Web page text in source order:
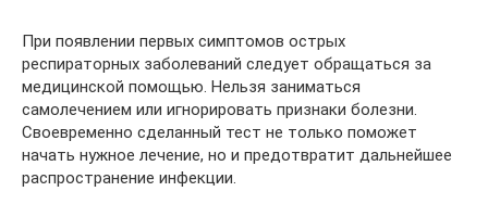
При появлении первых симптомов острых
респираторных заболеваний следует обращаться за
медицинской помощью. Нельзя заниматься
самолечением или игнорировать признаки болезни.
Своевременно сделанный тест не только поможет
начать нужное лечение, но и предотвратит дальнейшее
распространение инфекции.